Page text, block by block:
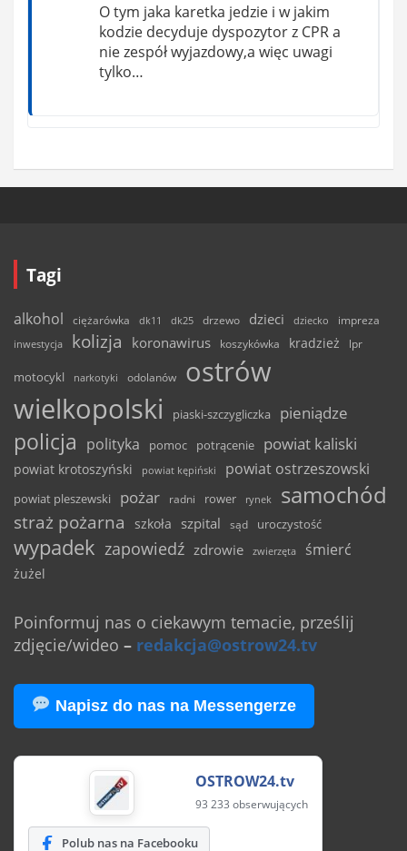
O tym jaka karetka jedzie i w jakim
kodzie decyduje dyspozytor z CPR a
nie zespół wyjazdowy,a więc uwagi
tylko…
Tagi
alkohol ciężarówka dk11 dk25 drzewo dzieci dziecko
impreza
inwestycja
kolizja koronawirus koszykówka kradzież lpr
motocykl narkotyki odolanów
ostrów
wielkopolski
piaski-szczygliczka pieniądze
policja polityka pomoc potrącenie powiat kaliski
powiat krotoszyński powiat kępiński powiat ostrzeszowski
powiat pleszewski pożar radni rower rynek samochód
straż pożarna szkoła szpital sąd uroczystość
wypadek zapowiedź zdrowie zwierzęta śmierć
żużel
Poinformuj nas o ciekawym temacie, prześlij
zdjęcie/wideo – redakcja@ostrow24.tv
Napisz do nas na Messengerze
OSTROW24.tv
93 233 obserwujących
Polub nas na Facebooku